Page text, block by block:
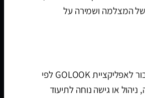
של המצלמה ושמירה על
כן. המוצר תומך בחיבור לאפליקציית GOLOOK לפי
או גישה נוחה לתיעוד